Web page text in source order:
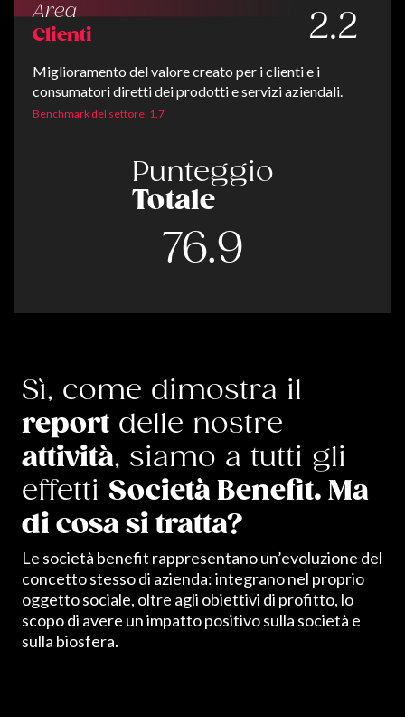
Area
Clienti 2.2
Miglioramento del valore creato per i clienti e i
consumatori diretti dei prodotti e servizi aziendali.
Benchmark del settore: 1.7
Punteggio
Totale
76.9
Sì, come dimostra il
report delle nostre
attività, siamo a tutti gli
effetti Società Benefit. Ma
di cosa si tratta?
Le società benefit rappresentano un’evoluzione del
concetto stesso di azienda: integrano nel proprio
oggetto sociale, oltre agli obiettivi di profitto, lo
scopo di avere un impatto positivo sulla società e
sulla biosfera.